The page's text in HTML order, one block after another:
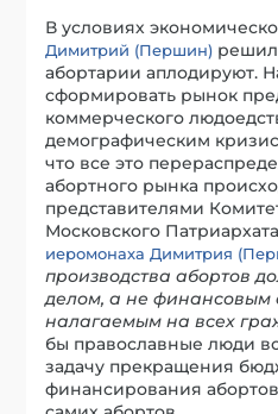
В условиях
Димитрий (Першин) решил
абортарии аплодируют.
сформировать рынок
коммерческого
демографическим
что все это
абортного рынка
представителями
Московского
иеромонаха Димитрия
производства абортов
делом, а не финансовым
налагаемым на всех
бы православные люди во
задачу прекращения
финансирования